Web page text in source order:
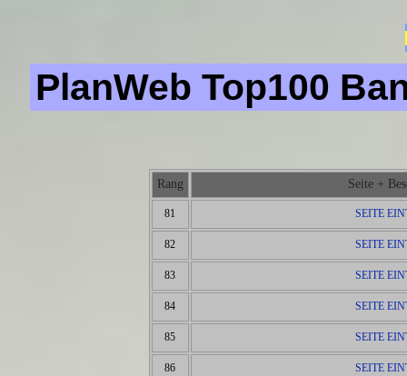
PlanWeb Top100
Rang Seite +
81 SEITE
82 SEITE
83 SEITE
84 SEITE
85 SEITE
86 SEITE